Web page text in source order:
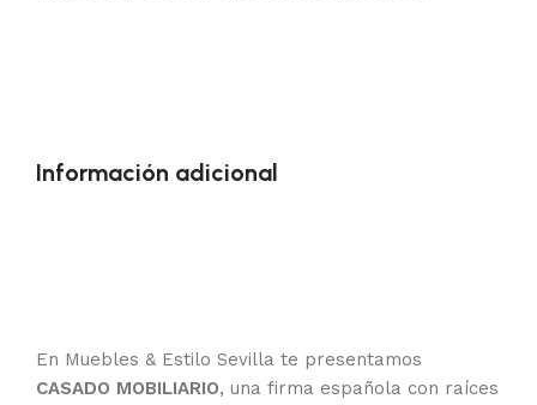
Información adicional
En Muebles & Estilo Sevilla te presentamos
CASADO MOBILIARIO, una firma española con raíces